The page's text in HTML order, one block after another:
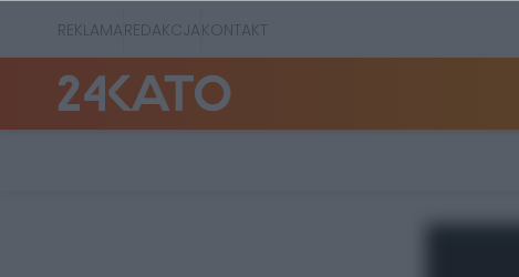
REKLAMAREDAKCJAKONTAKT